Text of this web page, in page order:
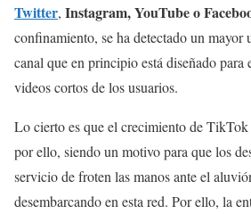
Twitter, Instagram, YouTube o
confinamiento, se ha detectado un mayor
canal que en principio está diseñado
videos cortos de los usuarios.
Lo cierto es que el crecimiento de
por ello, siendo un motivo para que los
servicio de froten las manos ante el
desembarcando en esta red. Por ello, la